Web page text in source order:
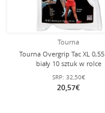
Tourna
Tourna Overgrip Tac XL
biały 10 sztuk w rolce
SRP: 32,50€
20,57€